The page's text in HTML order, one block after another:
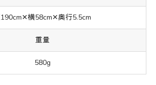
横58cm✕奥行5.5cm
重量
580g